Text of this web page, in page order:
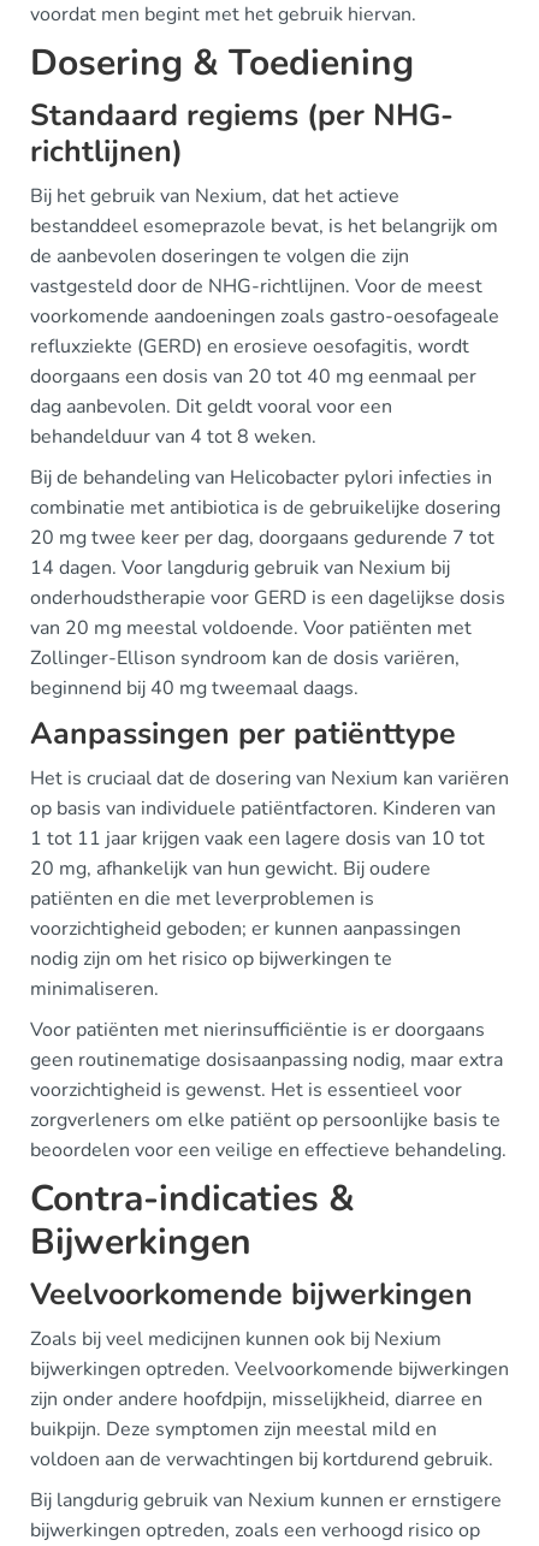
voordat men begint met het gebruik hiervan.
Dosering & Toediening
Standaard regiems (per NHG-
richtlijnen)
Bij het gebruik van Nexium, dat het actieve
bestanddeel esomeprazole bevat, is het belangrijk om
de aanbevolen doseringen te volgen die zijn
vastgesteld door de NHG-richtlijnen. Voor de meest
voorkomende aandoeningen zoals gastro-oesofageale
refluxziekte (GERD) en erosieve oesofagitis, wordt
doorgaans een dosis van 20 tot 40 mg eenmaal per
dag aanbevolen. Dit geldt vooral voor een
behandelduur van 4 tot 8 weken.
Bij de behandeling van Helicobacter pylori infecties in
combinatie met antibiotica is de gebruikelijke dosering
20 mg twee keer per dag, doorgaans gedurende 7 tot
14 dagen. Voor langdurig gebruik van Nexium bij
onderhoudstherapie voor GERD is een dagelijkse dosis
van 20 mg meestal voldoende. Voor patiënten met
Zollinger-Ellison syndroom kan de dosis variëren,
beginnend bij 40 mg tweemaal daags.
Aanpassingen per patiënttype
Het is cruciaal dat de dosering van Nexium kan variëren
op basis van individuele patiëntfactoren. Kinderen van
1 tot 11 jaar krijgen vaak een lagere dosis van 10 tot
20 mg, afhankelijk van hun gewicht. Bij oudere
patiënten en die met leverproblemen is
voorzichtigheid geboden; er kunnen aanpassingen
nodig zijn om het risico op bijwerkingen te
minimaliseren.
Voor patiënten met nierinsufficiëntie is er doorgaans
geen routinematige dosisaanpassing nodig, maar extra
voorzichtigheid is gewenst. Het is essentieel voor
zorgverleners om elke patiënt op persoonlijke basis te
beoordelen voor een veilige en effectieve behandeling.
Contra-indicaties &
Bijwerkingen
Veelvoorkomende bijwerkingen
Zoals bij veel medicijnen kunnen ook bij Nexium
bijwerkingen optreden. Veelvoorkomende bijwerkingen
zijn onder andere hoofdpijn, misselijkheid, diarree en
buikpijn. Deze symptomen zijn meestal mild en
voldoen aan de verwachtingen bij kortdurend gebruik.
Bij langdurig gebruik van Nexium kunnen er ernstigere
bijwerkingen optreden, zoals een verhoogd risico op